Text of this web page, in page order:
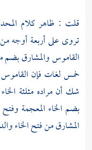
قلت : ظاهر كلام
تروى على أربعة أوجه
القاموس والمشارق بضم
خمس لغات فإن
شك أن مراده مثلثة
بضم الخاء المعجمة
المشارق من فتح الخاء